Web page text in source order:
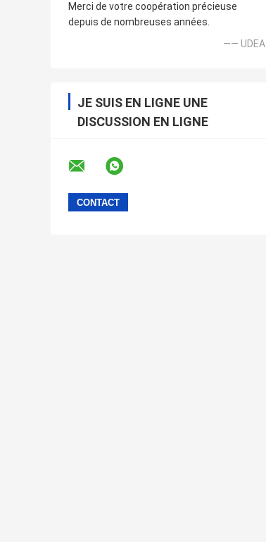
Merci de votre coopération précieuse
depuis de nombreuses années.
—— UDEA
JE SUIS EN LIGNE UNE
DISCUSSION EN LIGNE